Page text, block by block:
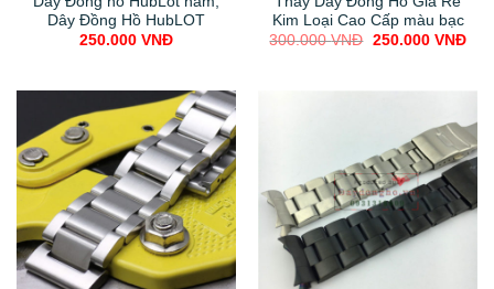
Dây Đồng Hồ HubLOT
250.000 VNĐ
Kim Loại Cao Cấp màu bạc
300.000VNĐ Original
250.000 VNĐ